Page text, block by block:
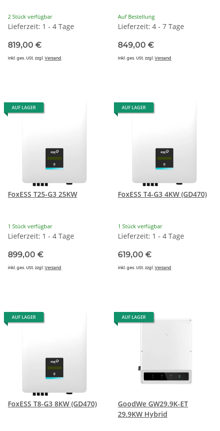
2 Stück verfügbar
Lieferzeit: 1 - 4 Tage
819,00 €
inkl. ges. USt. zzgl. Versand
Auf Bestellung
Lieferzeit: 4 - 7 Tage
849,00 €
inkl. ges. USt. zzgl. Versand
AUF LAGER
FoxESS T25-G3 25KW
1 Stück verfügbar
Lieferzeit: 1 - 4 Tage
899,00 €
inkl. ges. USt. zzgl. Versand
AUF LAGER
FoxESS T4-G3 4KW (GD470)
1 Stück verfügbar
Lieferzeit: 1 - 4 Tage
619,00 €
inkl. ges. USt. zzgl. Versand
AUF LAGER
FoxESS T8-G3 8KW (GD470)
AUF LAGER
GoodWe GW29.9K-ET
29.9KW Hybrid